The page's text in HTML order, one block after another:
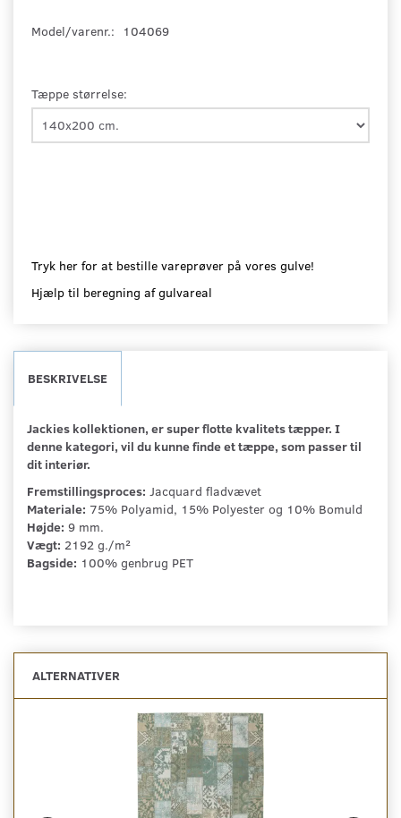
Model/varenr.: 104069
Tæppe størrelse:
Tryk her for at bestille vareprøver på vores gulve!
Hjælp til beregning af gulvareal
BESKRIVELSE
Jackies kollektionen, er super flotte kvalitets tæpper. I
denne kategori, vil du kunne finde et tæppe, som passer til
dit interiør.
Fremstillingsproces: Jacquard fladvævet
Materiale: 75% Polyamid, 15% Polyester og 10% Bomuld
Højde: 9 mm.
Vægt: 2192 g./m²
Bagside: 100% genbrug PET
ALTERNATIVER